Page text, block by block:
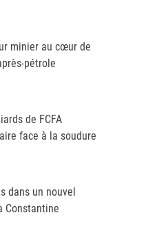
minier au cœur de
pétrole
de FCFA
face à la soudure
dans un nouvel
Constantine